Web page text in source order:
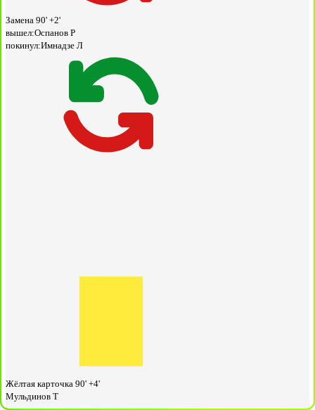
Замена 90' +2'
вышел:Оспанов Р
покинул:Имнадзе Л
Жёлтая карточка 90' +4'
Мульдинов Т